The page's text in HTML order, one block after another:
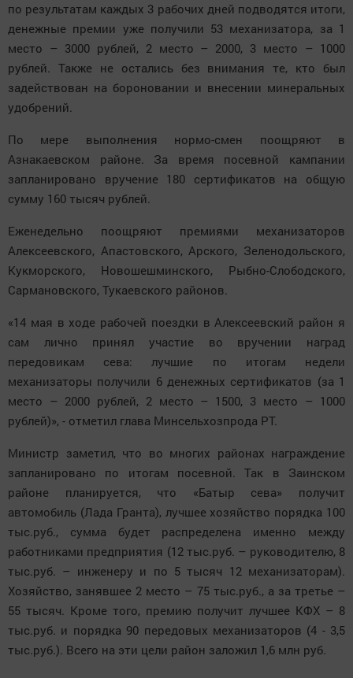
по результатам каждых 3 рабочих дней подводятся итоги,
денежные премии уже получили 53 механизатора, за 1
место – 3000 рублей, 2 место – 2000, 3 место – 1000
рублей. Также не остались без внимания те, кто был
задействован на бороновании и внесении минеральных
удобрений.
По мере выполнения нормо-смен поощряют в
Азнакаевском районе. За время посевной кампании
запланировано вручение 180 сертификатов на общую
сумму 160 тысяч рублей.
Еженедельно поощряют премиями механизаторов
Алексеевского, Апастовского, Арского, Зеленодольского,
Кукморского, Новошешминского, Рыбно-Слободского,
Сармановского, Тукаевского районов.
«14 мая в ходе рабочей поездки в Алексеевский район я
сам лично принял участие во вручении наград
передовикам сева: лучшие по итогам недели
механизаторы получили 6 денежных сертификатов (за 1
место – 2000 рублей, 2 место – 1500, 3 место – 1000
рублей)», - отметил глава Минсельхозпрода РТ.
Министр заметил, что во многих районах награждение
запланировано по итогам посевной. Так в Заинском
районе планируется, что «Батыр сева» получит
автомобиль (Лада Гранта), лучшее хозяйство порядка 100
тыс.руб., сумма будет распределена именно между
работниками предприятия (12 тыс.руб. – руководителю, 8
тыс.руб. – инженеру и по 5 тысяч 12 механизаторам).
Хозяйство, занявшее 2 место – 75 тыс.руб., а за третье –
55 тысяч. Кроме того, премию получит лучшее КФХ – 8
тыс.руб. и порядка 90 передовых механизаторов (4 - 3,5
тыс.руб.). Всего на эти цели район заложил 1,6 млн руб.